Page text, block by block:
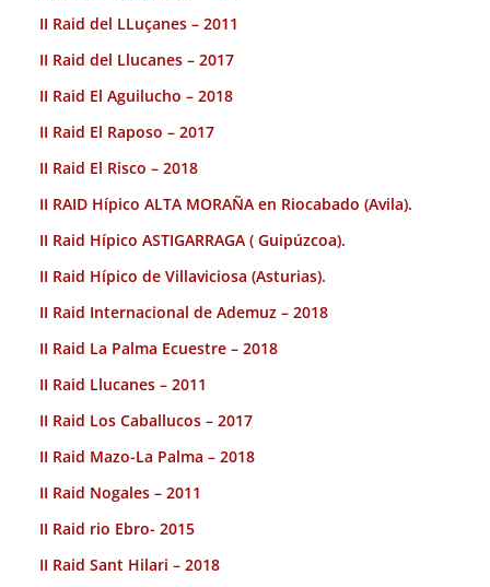
II Raid del LLuçanes – 2011
II Raid del Llucanes – 2017
II Raid El Aguilucho – 2018
II Raid El Raposo – 2017
II Raid El Risco – 2018
II RAID Hípico ALTA MORAÑA en Riocabado (Avila).
II Raid Hípico ASTIGARRAGA ( Guipúzcoa).
II Raid Hípico de Villaviciosa (Asturias).
II Raid Internacional de Ademuz – 2018
II Raid La Palma Ecuestre – 2018
II Raid Llucanes – 2011
II Raid Los Caballucos – 2017
II Raid Mazo-La Palma – 2018
II Raid Nogales – 2011
II Raid rio Ebro- 2015
II Raid Sant Hilari – 2018